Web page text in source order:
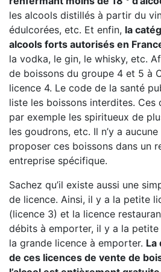
les alcools distillés à partir du
édulcorées, etc. Et enfin, la
alcools forts autorisés en
la vodka, le gin, le whisky, etc.
de boissons du groupe 4 et 5 à
licence 4. Le code de la santé
liste les boissons interdites. Ces
par exemple les spiritueux de
les goudrons, etc. Il n’y a
proposer ces boissons dans un
entreprise spécifique.
Sachez qu’il existe aussi une
de licence. Ainsi, il y a la petite
(licence 3) et la licence
débits à emporter, il y a la
la grande licence à emporter. La
de ces licences de vente de